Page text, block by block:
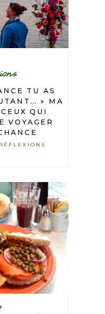
TU AS
» MA
QUI
VOYAGER
RÉFLEXIONS